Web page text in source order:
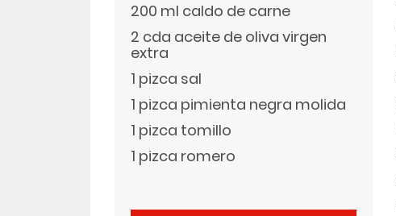
200 ml caldo de carne
2 cda aceite de oliva virgen
extra
1 pizca sal
1 pizca pimienta negra molida
1 pizca tomillo
1 pizca romero